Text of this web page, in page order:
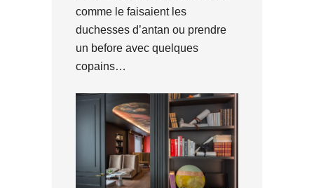
comme le faisaient les
duchesses d’antan ou prendre
un before avec quelques
copains…